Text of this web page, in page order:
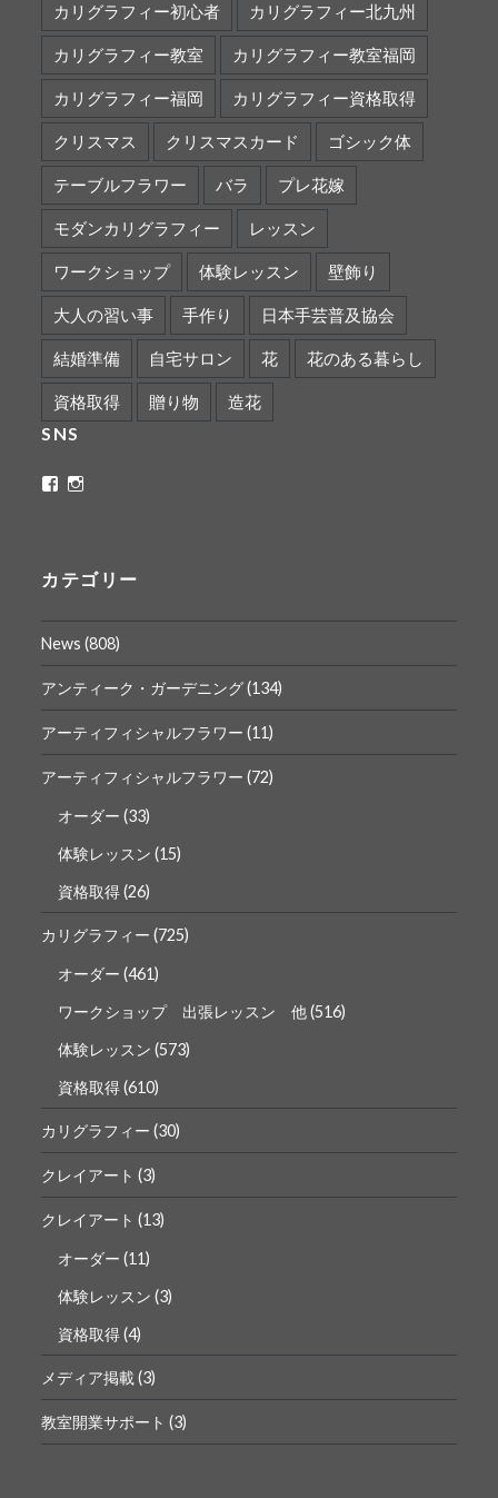
カリグラフィー初心者 カリグラフィー北九州
カリグラフィー教室 カリグラフィー教室福岡
カリグラフィー福岡 カリグラフィー資格取得
クリスマス クリスマスカード ゴシック体
テーブルフラワー バラ プレ花嫁
モダンカリグラフィー レッスン
ワークショップ 体験レッスン 壁飾り
大人の習い事 手作り 日本手芸普及協会
結婚準備 自宅サロン 花 花のある暮らし
資格取得 贈り物 造花
SNS
ritaflower.calligraphy
ロ
フ
ー
ル
を
Facebook
で
表
示
ロ
フ
ー
ル
を
Instagram
で
表
示
カテゴリー
News (808)
アンティーク・ガーデニング(134)
アーティフィシャルフラワー (11)
アーティフィシャルフラワー (72)
オーダー (33)
体験レッスン (15)
資格取得(26)
カリグラフィー (725)
オーダー (461)
ワークショップ 出張レッスン 他(516)
体験レッスン (573)
資格取得(610)
カリグラフィー (30)
クレイアート (3)
クレイアート (13)
オーダー (11)
体験レッスン (3)
資格取得(4)
メディア掲載 (3)
教室開業サポート (3)